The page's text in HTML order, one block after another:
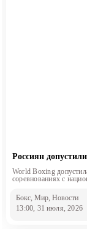
Россиян
World Boxing
соревнованиях с
Бокс, Мир, Новости
13:00, 31 июля, 2026